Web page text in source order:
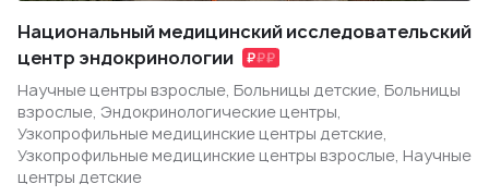
Национальный медицинский исследовательский
центр эндокринологии
Научные центры взрослые, Больницы детские, Больницы
взрослые, Эндокринологические центры,
Узкопрофильные медицинские центры детские,
Узкопрофильные медицинские центры взрослые, Научные
центры детские